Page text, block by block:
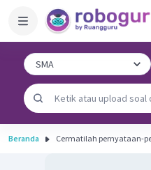
Beranda Cermatilah pernyataan-